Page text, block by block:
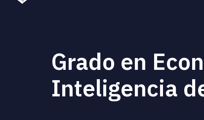
Grado en
Inteligencia